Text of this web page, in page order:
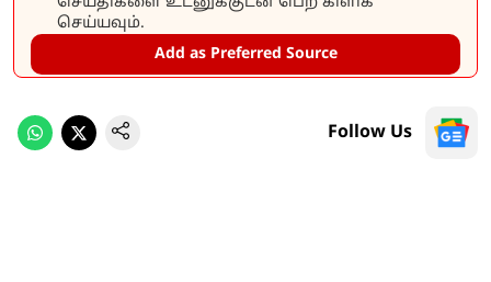
செய்யவும்.
Add as Preferred Source
Follow Us